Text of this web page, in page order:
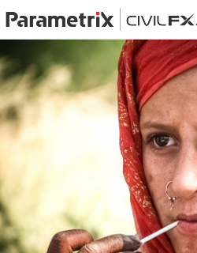
PARAMETRIX.COM
HOME
PORTFOLIO